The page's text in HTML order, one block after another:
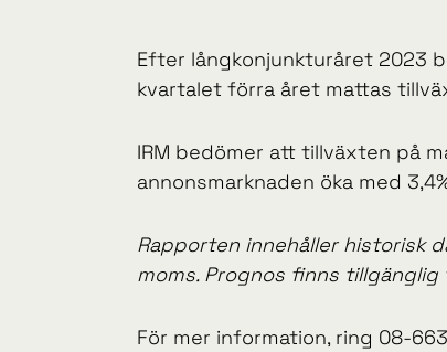
Efter långkonjunkturåret 2023
kvartalet förra året mattas
IRM bedömer att tillväxten på
annonsmarknaden öka med
Rapporten innehåller historisk
moms. Prognos finns
För mer information, ring 08-